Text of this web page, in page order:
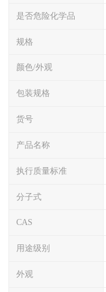
是否危险化学品
规格
颜色/外观
包装规格
货号
产品名称
执行质量标准
分子式
CAS
用途级别
外观